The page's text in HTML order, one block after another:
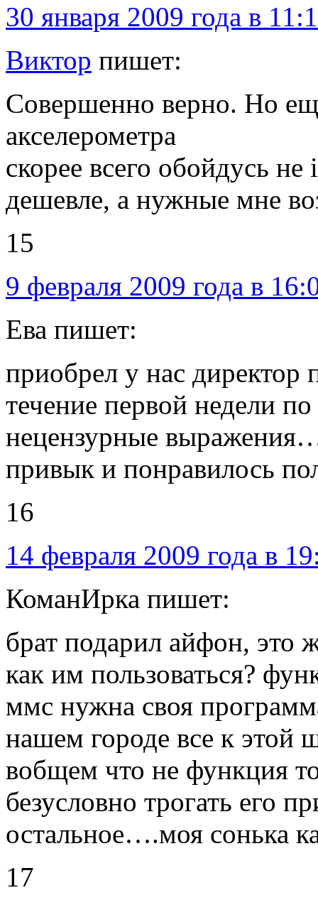
30 января 2009 года в
Виктор пишет:
Совершенно верно. Но
акселерометра
скорее всего обойдусь
дешевле, а нужные мне
15
9 февраля 2009 года в
Ева пишет:
приобрел у нас
течение первой недели
нецензурные
привык и понравилось
16
14 февраля 2009 года в
КоманИрка пишет:
брат подарил айфон,
как им пользоваться?
ммс нужна своя
нашем городе все к этой
вобщем что не функция
безусловно трогать его
остальное….моя сонька
17